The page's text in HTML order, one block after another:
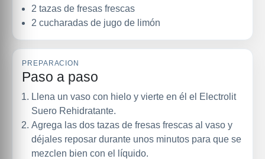
2 tazas de fresas frescas
2 cucharadas de jugo de limón
PREPARACION
Paso a paso
Llena un vaso con hielo y vierte en él el Electrolit
Suero Rehidratante.
Agrega las dos tazas de fresas frescas al vaso y
déjales reposar durante unos minutos para que se
mezclen bien con el líquido.